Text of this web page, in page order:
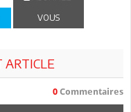
VOUS
ARTICLE
0 Commentaires